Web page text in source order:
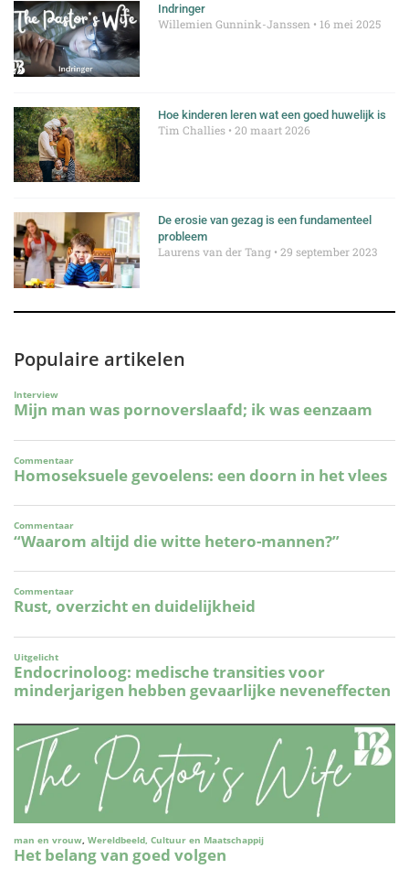
Indringer
Willemien Gunnink-Janssen 16 mei 2025
Hoe kinderen leren wat een goed huwelijk is
Tim Challies 20 maart 2026
De erosie van gezag is een fundamenteel
probleem
Laurens van der Tang 29 september 2023
Populaire artikelen